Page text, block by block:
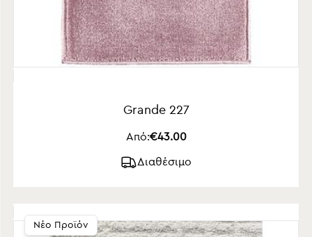
Grande 227
Από:€43.00
Διαθέσιμο
Νέο Προϊόν